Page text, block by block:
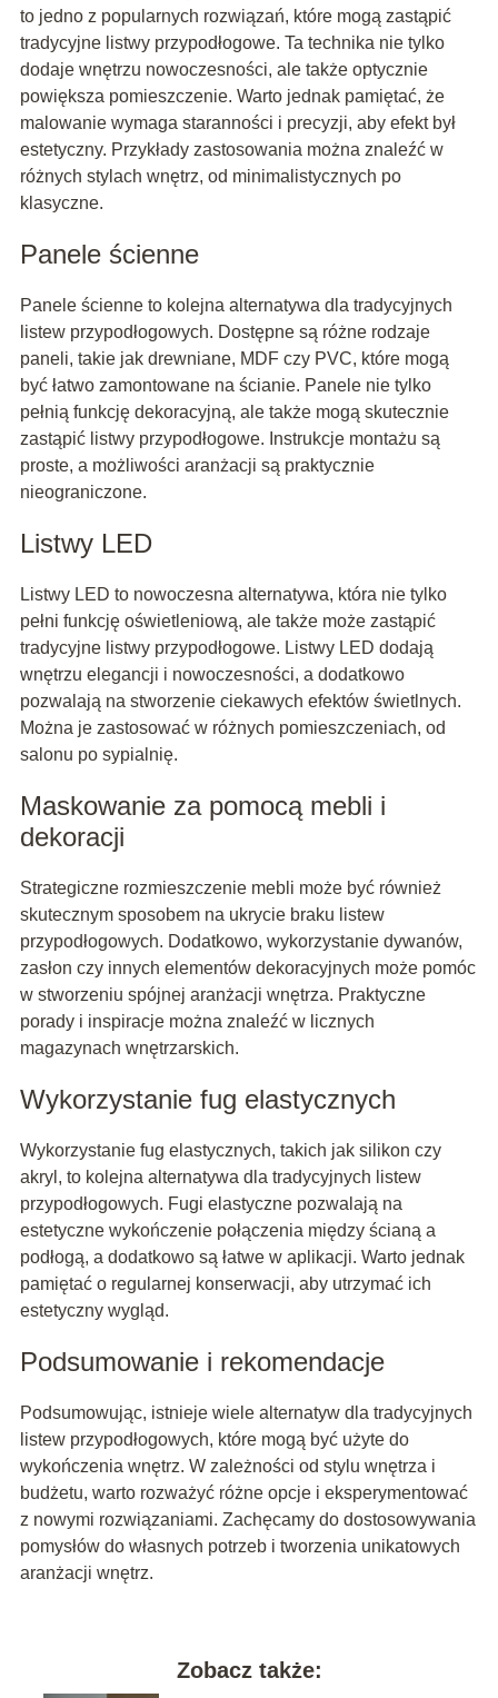
to jedno z popularnych rozwiązań, które mogą zastąpić
tradycyjne listwy przypodłogowe. Ta technika nie tylko
dodaje wnętrzu nowoczesności, ale także optycznie
powiększa pomieszczenie. Warto jednak pamiętać, że
malowanie wymaga staranności i precyzji, aby efekt był
estetyczny. Przykłady zastosowania można znaleźć w
różnych stylach wnętrz, od minimalistycznych po
klasyczne.
Panele ścienne
Panele ścienne to kolejna alternatywa dla tradycyjnych
listew przypodłogowych. Dostępne są różne rodzaje
paneli, takie jak drewniane, MDF czy PVC, które mogą
być łatwo zamontowane na ścianie. Panele nie tylko
pełnią funkcję dekoracyjną, ale także mogą skutecznie
zastąpić listwy przypodłogowe. Instrukcje montażu są
proste, a możliwości aranżacji są praktycznie
nieograniczone.
Listwy LED
Listwy LED to nowoczesna alternatywa, która nie tylko
pełni funkcję oświetleniową, ale także może zastąpić
tradycyjne listwy przypodłogowe. Listwy LED dodają
wnętrzu elegancji i nowoczesności, a dodatkowo
pozwalają na stworzenie ciekawych efektów świetlnych.
Można je zastosować w różnych pomieszczeniach, od
salonu po sypialnię.
Maskowanie za pomocą mebli i
dekoracji
Strategiczne rozmieszczenie mebli może być również
skutecznym sposobem na ukrycie braku listew
przypodłogowych. Dodatkowo, wykorzystanie dywanów,
zasłon czy innych elementów dekoracyjnych może pomóc
w stworzeniu spójnej aranżacji wnętrza. Praktyczne
porady i inspiracje można znaleźć w licznych
magazynach wnętrzarskich.
Wykorzystanie fug elastycznych
Wykorzystanie fug elastycznych, takich jak silikon czy
akryl, to kolejna alternatywa dla tradycyjnych listew
przypodłogowych. Fugi elastyczne pozwalają na
estetyczne wykończenie połączenia między ścianą a
podłogą, a dodatkowo są łatwe w aplikacji. Warto jednak
pamiętać o regularnej konserwacji, aby utrzymać ich
estetyczny wygląd.
Podsumowanie i rekomendacje
Podsumowując, istnieje wiele alternatyw dla tradycyjnych
listew przypodłogowych, które mogą być użyte do
wykończenia wnętrz. W zależności od stylu wnętrza i
budżetu, warto rozważyć różne opcje i eksperymentować
z nowymi rozwiązaniami. Zachęcamy do dostosowywania
pomysłów do własnych potrzeb i tworzenia unikatowych
aranżacji wnętrz.
Zobacz także: